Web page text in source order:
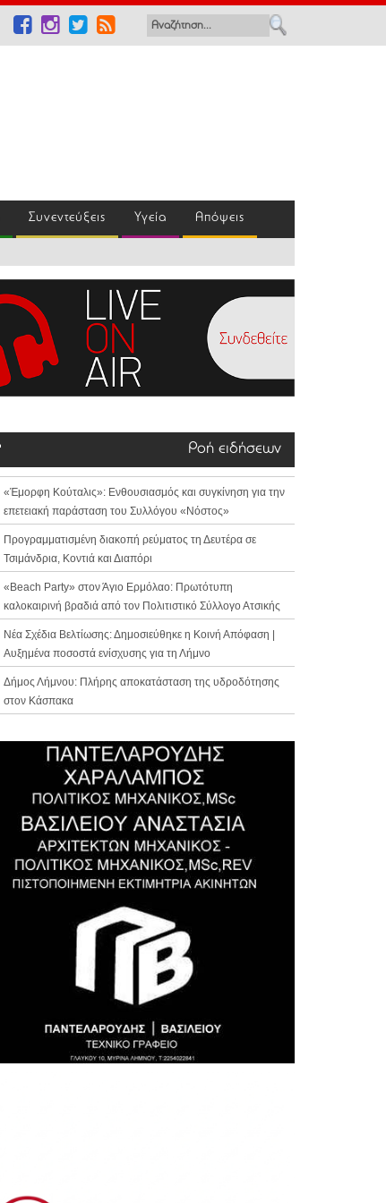
Συνεντεύξεις Υγεία Απόψεις
Ροή ειδήσεων
«Έμορφη Κούταλις»: Ενθουσιασμός και συγκίνηση για την
επετειακή παράσταση του Συλλόγου «Νόστος»
Προγραμματισμένη διακοπή ρεύματος τη Δευτέρα σε
Τσιμάνδρια, Κοντιά και Διαπόρι
«Beach Party» στον Άγιο Ερμόλαο: Πρωτότυπη
καλοκαιρινή βραδιά από τον Πολιτιστικό Σύλλογο Ατσικής
Νέα Σχέδια Βελτίωσης: Δημοσιεύθηκε η Κοινή Απόφαση |
Αυξημένα ποσοστά ενίσχυσης για τη Λήμνο
Δήμος Λήμνου: Πλήρης αποκατάσταση της υδροδότησης
στον Κάσπακα